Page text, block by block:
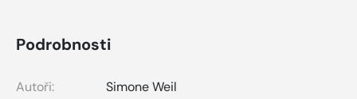
Podrobnosti
Autoři:
Simone Weil